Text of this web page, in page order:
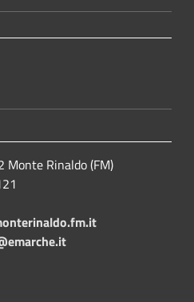
Monte Rinaldo (FM)